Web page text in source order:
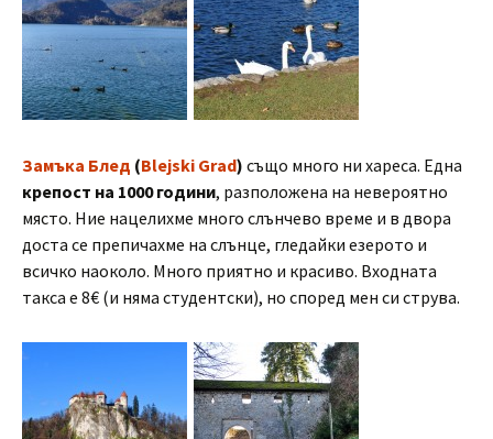
Замъка Блед (Blejski Grad) също много ни хареса. Една
крепост на 1000 години, разположена на невероятно
място. Ние нацелихме много слънчево време и в двора
доста се препичахме на слънце, гледайки езерото и
всичко наоколо. Много приятно и красиво. Входната
такса е 8€ (и няма студентски), но според мен си струва.